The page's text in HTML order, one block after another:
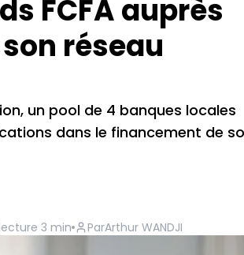
FCFA auprès
réseau
un pool de 4 banques locales
dans le financement de
3 min ParArthur WANDJI